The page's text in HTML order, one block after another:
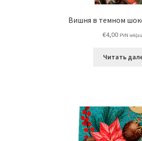
Bишня в темном
€4,00 PVN
Читать